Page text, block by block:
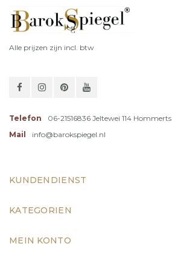
Alle prijzen zijn incl. btw
Telefon
06-21516836 Jeltewei 114 Hommerts
Mail
info@barokspiegel.nl
KUNDENDIENST
KATEGORIEN
MEIN KONTO